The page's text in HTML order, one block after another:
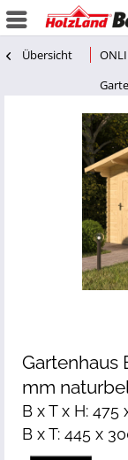
Übersicht
Gartenhaus
mm
B x T x H:
B x T: 445 x